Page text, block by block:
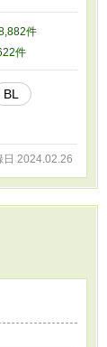
件
件
BL
日 2024.02.26